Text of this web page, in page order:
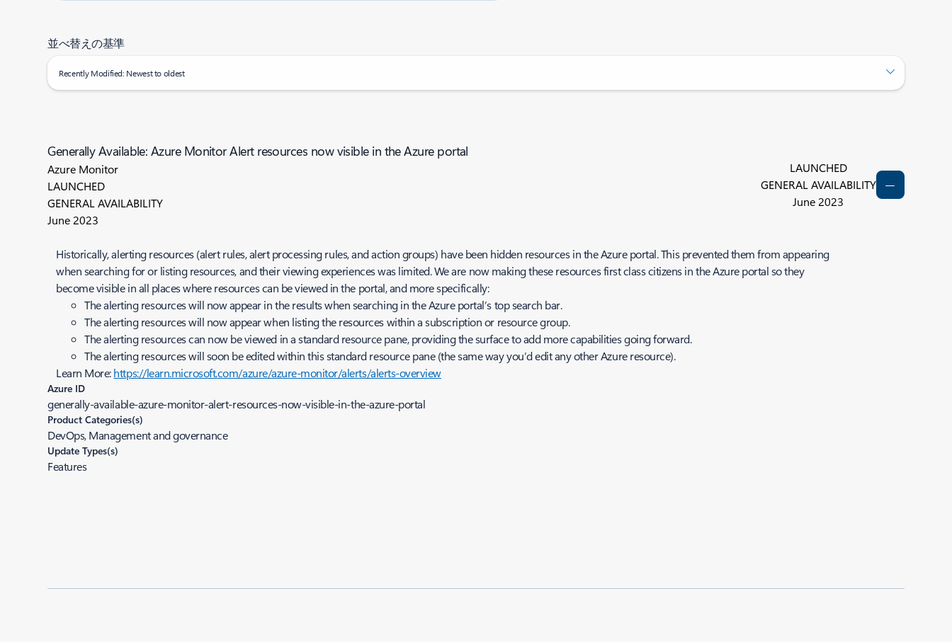
並べ替えの基準
Recently Modified: Newest to oldest
Generally Available: Azure Monitor Alert resources now visible in the Azure portal
Azure Monitor
LAUNCHED
GENERAL AVAILABILITY
June 2023
LAUNCHED
GENERAL AVAILABILITY
June 2023
Historically, alerting resources (alert rules, alert processing rules, and action groups) have been hidden resources in the Azure portal. This prevented them from appearing
when searching for or listing resources, and their viewing experiences was limited. We are now making these resources first class citizens in the Azure portal so they
become visible in all places where resources can be viewed in the portal, and more specifically:
The alerting resources will now appear in the results when searching in the Azure portal’s top search bar.
The alerting resources will now appear when listing the resources within a subscription or resource group.
The alerting resources can now be viewed in a standard resource pane, providing the surface to add more capabilities going forward.
The alerting resources will soon be edited within this standard resource pane (the same way you’d edit any other Azure resource).
Learn More:https://learn.microsoft.com/azure/azure-monitor/alerts/alerts-overview
Azure ID
generally-available-azure-monitor-alert-resources-now-visible-in-the-azure-portal
Product Categories(s)
DevOps, Management and governance
Update Types(s)
Features